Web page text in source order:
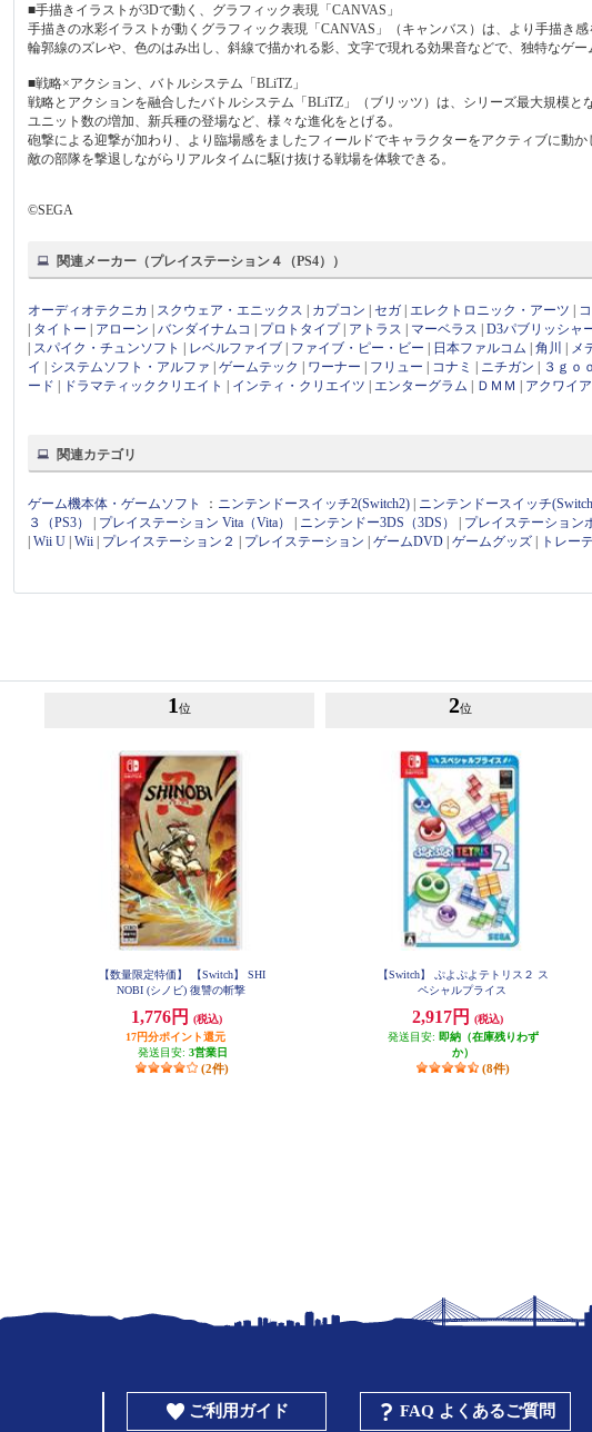
■手描きイラストが3Dで動く、グラフィック表現「CANVAS」
手描きの水彩イラストが動くグラフィック表現「CANVAS」（キャンバス）は、より手描き
輪郭線のズレや、色のはみ出し、斜線で描かれる影、文字で現れる効果音などで、独特なゲー
■戦略×アクション、バトルシステム「BLiTZ」
戦略とアクションを融合したバトルシステム「BLiTZ」（ブリッツ）は、シリーズ最大規模と
ユニット数の増加、新兵種の登場など、様々な進化をとげる。
砲撃による迎撃が加わり、より臨場感をましたフィールドでキャラクターをアクティブに動か
敵の部隊を撃退しながらリアルタイムに駆け抜ける戦場を体験できる。
©SEGA
関連メーカー（プレイステーション４（PS4））
オーディオテクニカ スクウェア・エニックス カプコン |セガ エレクトロニック・アーツ
タイトー アローン |バンダイナムコ プロトタイプ| アトラス マーベラス |D3パブリッシャ
スパイク・チュンソフト レベルファイブ ファイブ・ピー・ビー 日本ファルコム |角川 メ
イ
システムソフト・アルファ |ゲームテック ワーナー フリュー コナミ ニチガン ３ｇｏｏ
ード
ドラマティッククリエイト インティ・クリエイツ エンターグラム ＤＭＭ アクワイア
関連カテゴリ
ゲーム機本体・ゲームソフト ： ニンテンドースイッチ2(Switch2) ニンテンドースイッチ
３（PS3）
プレイステーション Vita（Vita） ニンテンドー3DS（3DS） プレイステーション
|Wii U |Wii プレイステーション２ プレイステーション |ゲームDVD |ゲームグッズ トレー
1 位
【数量限定特価】 【Switch】 SHI
NOBI (シノビ) 復讐の斬撃
1,776円
(税込)
17円分ポイント還元
発送目安: 3営業日
(2件)
2位
【Switch】 ぷよぷよテトリス２ ス
ペシャルプライス
2,917円
(税込)
発送目安: 即納（在庫残りわず
か）
(8件)
ご利用ガイド FAQ よくあるご質問